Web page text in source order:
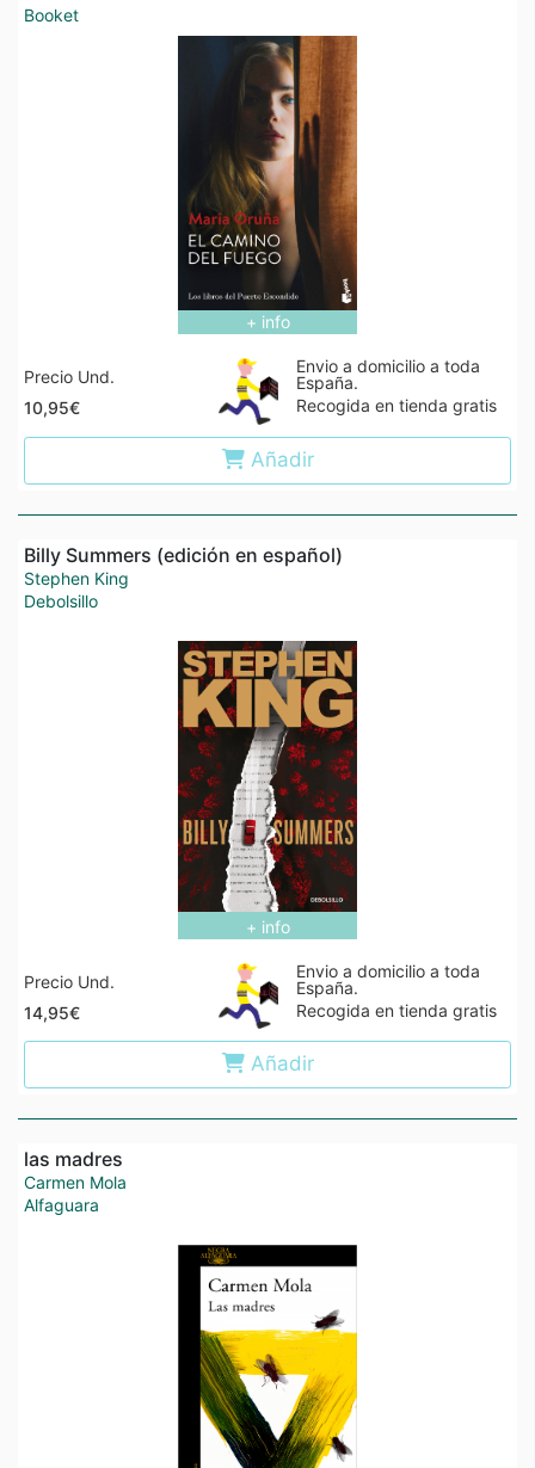
Booket
+ info
Precio Und.
10,95€
Envio a domicilio a toda
España.
Recogida en tienda gratis
Añadir
Billy Summers (edición en español)
Stephen King
Debolsillo
+ info
Precio Und.
14,95€
Envio a domicilio a toda
España.
Recogida en tienda gratis
Añadir
las madres
Carmen Mola
Alfaguara